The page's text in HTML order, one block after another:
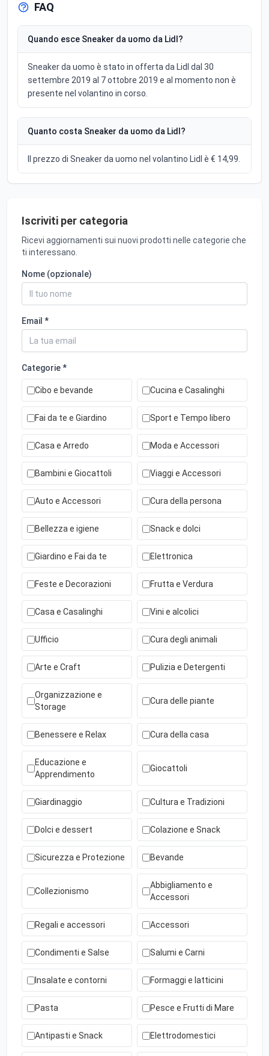
FAQ
Quando esce Sneaker da uomo da Lidl?
Sneaker da uomo è stato in offerta da Lidl dal 30
settembre 2019 al 7 ottobre 2019 e al momento non è
presente nel volantino in corso.
Quanto costa Sneaker da uomo da Lidl?
Il prezzo di Sneaker da uomo nel volantino Lidl è € 14,99.
Iscriviti per categoria
Ricevi aggiornamenti sui nuovi prodotti nelle categorie che
ti interessano.
Nome (opzionale)
Email *
Categorie *
Cibo e bevande Cucina e Casalinghi
Fai da te e Giardino Sport e Tempo libero
Casa e Arredo Moda e Accessori
Bambini e Giocattoli Viaggi e Accessori
Auto e Accessori Cura della persona
Bellezza e igiene Snack e dolci
Giardino e Fai da te Elettronica
Feste e Decorazioni Frutta e Verdura
Casa e Casalinghi Vini e alcolici
Ufficio Cura degli animali
Arte e Craft Pulizia e Detergenti
Organizzazione e
Storage
Cura delle piante
Benessere e Relax Cura della casa
Educazione e
Apprendimento
Giocattoli
Giardinaggio Cultura e Tradizioni
Dolci e dessert Colazione e Snack
Sicurezza e Protezione Bevande
Collezionismo
Abbigliamento e
Accessori
Regali e accessori Accessori
Condimenti e Salse Salumi e Carni
Insalate e contorni Formaggi e latticini
Pasta Pesce e Frutti di Mare
Antipasti e Snack Elettrodomestici